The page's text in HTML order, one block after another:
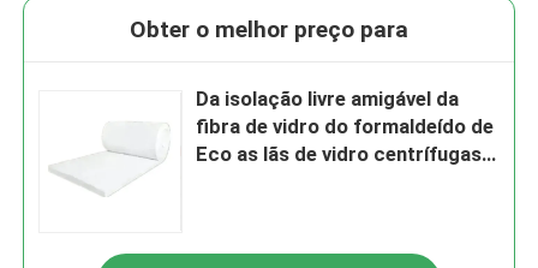
Obter o melhor preço para
Da isolação livre amigável da
fibra de vidro do formaldeído de
Eco as lãs de vidro centrífugas